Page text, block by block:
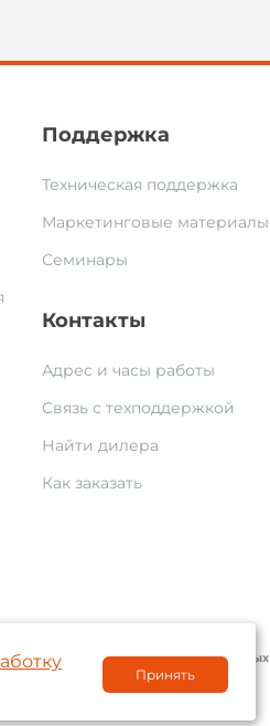
Поддержка
Техническая поддержка
Маркетинговые материалы
Семинары
Контакты
Адрес и часы работы
Связь с техподдержкой
Найти дилера
Как заказать
обработки персональных данных
Принять